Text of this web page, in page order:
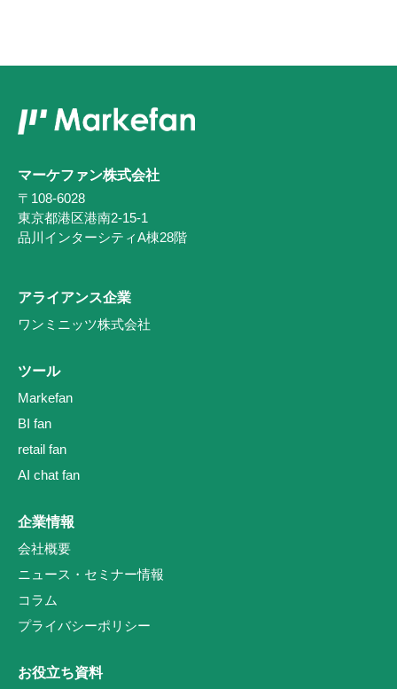
マーケファン株式会社
〒108-6028
東京都港区港南2-15-1
品川インターシティA棟28階
アライアンス企業
ワンミニッツ株式会社
ツール
Markefan
BI fan
retail fan
AI chat fan
企業情報
会社概要
ニュース・セミナー情報
コラム
プライバシーポリシー
お役立ち資料